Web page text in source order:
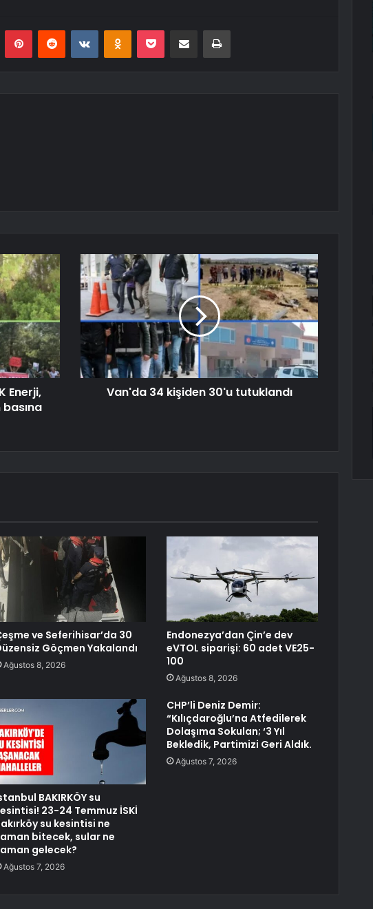
PinterestReddit VKontakteOdnoklassniki
Pocket E-Posta ile paylaş Yazdır
Enerji,
Van'da 34 kişiden 30'u tutuklandı
ve Seferihisar’da 30
Göçmen Yakalandı
Ağustos 8, 2026
Endonezya’dan Çin’e dev
eVTOL siparişi: 60 adet VE25-
100
Ağustos 8, 2026
BAKIRKÖY su
23-24 Temmuz İSKİ
su kesintisi ne
bitecek, sular ne
gelecek?
Ağustos 7, 2026
CHP’li Deniz Demir:
“Kılıçdaroğlu’na Atfedilerek
Dolaşıma Sokulan; ‘3 Yıl
Bekledik, Partimizi Geri Aldık.
Ağustos 7, 2026